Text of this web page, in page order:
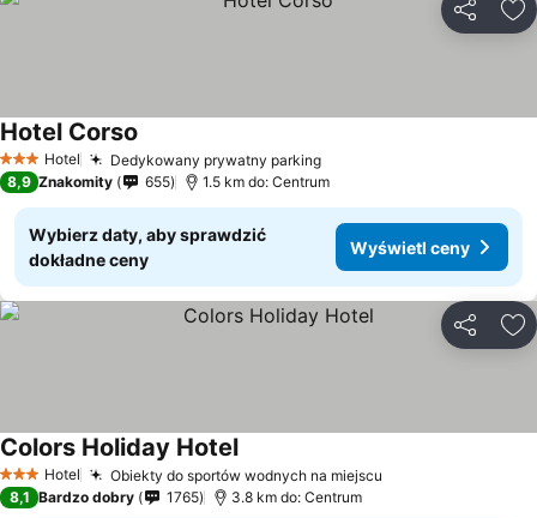
3 Kategoria
Hotel Dedykowany prywatny parking
Hotel Corso
8,9 Znakomity 655 1.5 km do: Centrum
Wybierz daty, aby sprawdzić
dokładne ceny
Wyświetl ceny
3 Kategoria
Hotel Obiekty do sportów wodnych na miejscu
Colors Holiday Hotel
8,1 Bardzo dobry 1765 3.8 km do: Centrum